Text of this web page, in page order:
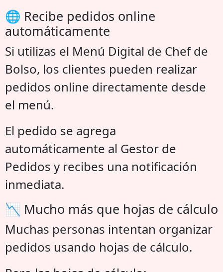
🌐 Recibe pedidos online
automáticamente
Si utilizas el Menú Digital de Chef de
Bolso, los clientes pueden realizar
pedidos online directamente desde
el menú.
El pedido se agrega
automáticamente al Gestor de
Pedidos y recibes una notificación
inmediata.
📉 Mucho más que hojas de cálculo
Muchas personas intentan organizar
pedidos usando hojas de cálculo.